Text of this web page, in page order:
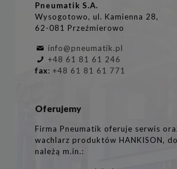
Pneumatik S.A.
Wysogotowo, ul. Kamienna 28,
62-081 Przeźmierowo
info@pneumatik.pl
+48 61 81 61 246
fax: +48 61 81 61 771
Oferujemy
Firma Pneumatik oferuje serwis
wachlarz produktów HANKISON,
należą m.in.: